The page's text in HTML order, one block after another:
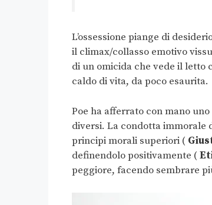
L’ossessione piange di
il climax/collasso emotivo
di un omicida che vede il letto
caldo di vita, da poco esaurita.
Poe ha afferrato con mano
diversi. La condotta immorale
principi morali superiori (
definendolo positivamente (
peggiore, facendo sembrare